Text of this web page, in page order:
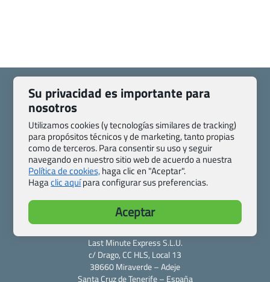
Quienes somos
Contacto
Pasaporte, Visado, Salud y otras disposiciones específicas
Blog de Viajes.com
Registro de agencias
Preguntas frecuentes
Condiciones generales
Política de privacidad y cookies
Transparencia
Todas las páginas – sitemap
Last Minute Express S.L.U.
c/ Drago, CC HLS, Local 13
38660 Miraverde – Adeje
Santa Cruz de Tenerife – España
Su privacidad es importante para
nosotros
Utilizamos cookies (y tecnologías similares de tracking)
para propósitos técnicos y de marketing, tanto propias
como de terceros. Para consentir su uso y seguir
navegando en nuestro sitio web de acuerdo a nuestra
Política de cookies,haga clic en "Aceptar".
Hagaclic aquípara configurar sus preferencias.
Aceptar